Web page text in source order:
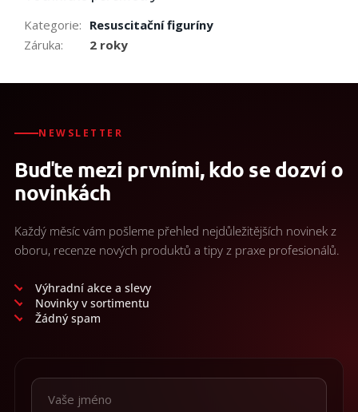
Kategorie: Resuscitační figuríny
Záruka: 2 roky
NEWSLETTER
Buďte mezi prvními, kdo se dozví o
novinkách
Každý měsíc vám pošleme přehled nejdůležitějších novinek z
oboru, recenze nových produktů a tipy z praxe profesionálů.
Výhradní akce a slevy
Novinky v sortimentu
Žádný spam